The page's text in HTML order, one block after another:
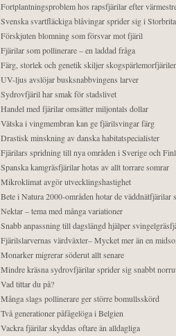
Fortplantningsproblem hos rapsfjärilar efter
Svenska svartfläckiga blåvingar sprider sig i
Förskjuten blomning som försvar mot fjäril
Fjärilar som pollinerare – en laddad fråga
Färg, storlek och genetik skiljer
UV-ljus avslöjar busksnabbvingens larver
Sydrovfjäril har smak för stadslivet
Handel med fjärilar omsätter miljontals dollar
Vätska i vingmembran kan ge fjärilsvingar färg
Drastisk minskning av danska habitatspecialister
Fjärilars spridning till nya områden i Sverige och
Spanska kamgräsfjärilar hotas av allt torrare somrar
Mikroklimat avgör utvecklingshastighet
Bete i Natura 2000-områden hotar de väddnätfjärilar
Nektar – tema med många variationer
Snabb anpassning till dagslängd hjälper
Fjärilslarvernas värdväxter– Mycket mer än en
Monarker migrerar söderut allt senare
Mindre kräsna sydrovfjärilar sprider sig snabbt
Vad tittar du på?
Många slags pollinerare ger större bomullsskörd
Två generationer påfågelöga i Belgien
Vackra fjärilar skyddas oftare än alldagliga